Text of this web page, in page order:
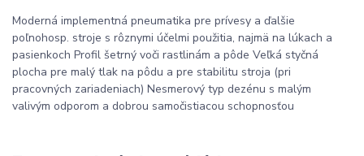
Moderná implementná pneumatika pre prívesy a ďalšie
poľnohosp. stroje s rôznymi účelmi použitia, najmä na lúkach a
pasienkoch Profil šetrný voči rastlinám a pôde Veľká styčná
plocha pre malý tlak na pôdu a pre stabilitu stroja (pri
pracovných zariadeniach) Nesmerový typ dezénu s malým
valivým odporom a dobrou samočistiacou schopnosťou